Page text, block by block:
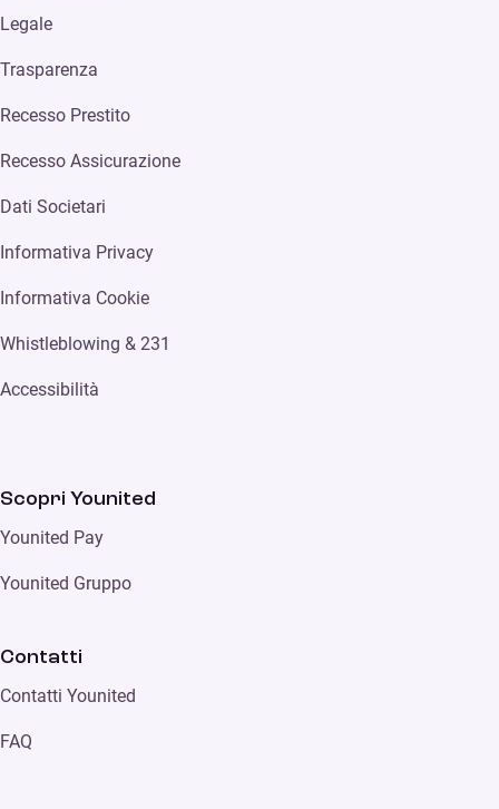
Legale
Trasparenza
Recesso Prestito
Recesso Assicurazione
Dati Societari
Informativa Privacy
Informativa Cookie
Whistleblowing & 231
Accessibilità
Scopri Younited
Younited Pay
Younited Gruppo
Contatti
Contatti Younited
FAQ